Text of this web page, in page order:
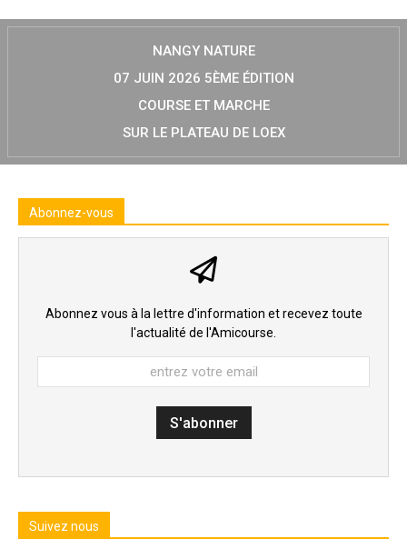
NANGY NATURE
07 JUIN 2026 5ÈME ÉDITION
COURSE ET MARCHE
SUR LE PLATEAU DE LOEX
Abonnez-vous
Abonnez vous à la lettre d'information et recevez toute
l'actualité de l'Amicourse.
Suivez nous